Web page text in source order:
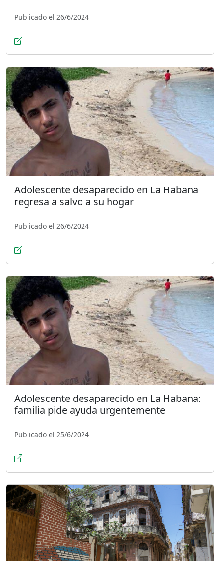
Publicado el 26/6/2024
Adolescente desaparecido en La Habana
regresa a salvo a su hogar
Publicado el 26/6/2024
Adolescente desaparecido en La Habana:
familia pide ayuda urgentemente
Publicado el 25/6/2024